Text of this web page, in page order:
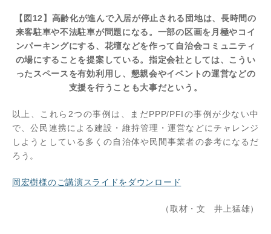
【図12】高齢化が進んで入居が停止される団地は、長時間の
来客駐車や不法駐車が問題になる。一部の区画を月極やコイ
ンパーキングにする、花壇などを作って自治会コミュニティ
の場にすることを提案している。指定会社としては、こうい
ったスペースを有効利用し、懇親会やイベントの運営などの
支援を行うことも大事だという。
以上、これら2つの事例は、まだPPP/PFIの事例が少ない中
で、公民連携による建設・維持管理・運営などにチャレンジ
しようとしている多くの自治体や民間事業者の参考になるだ
ろう。
岡宏樹様のご講演スライドをダウンロード
（取材・文 井上猛雄）